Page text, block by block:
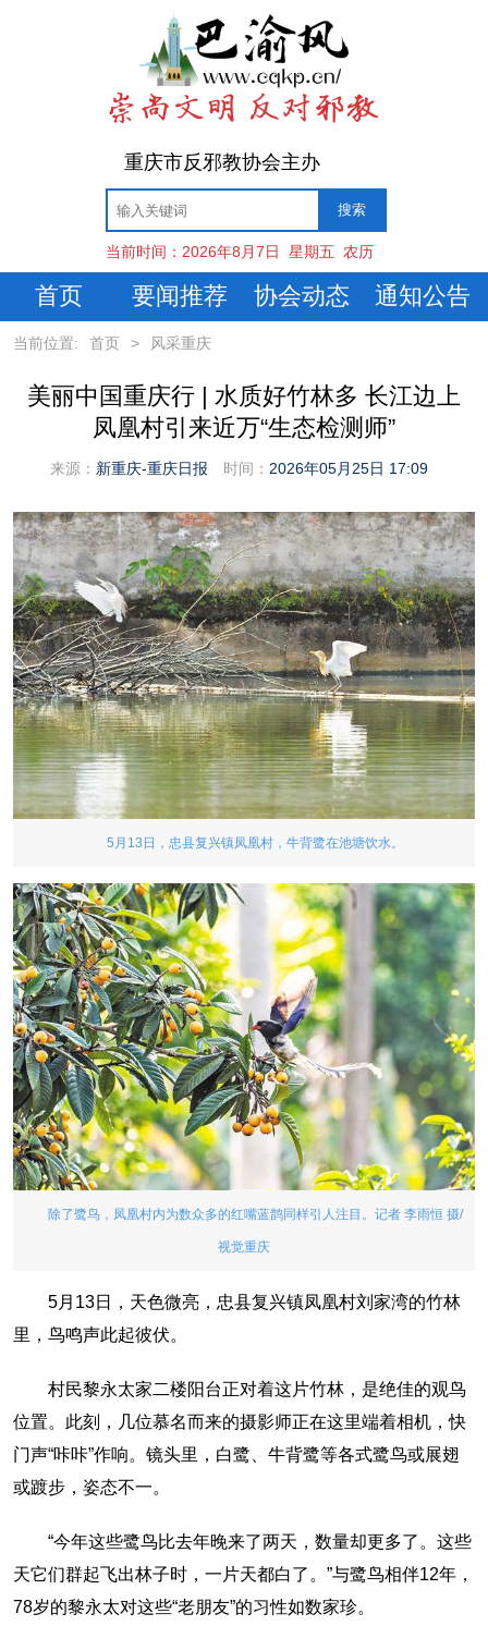
重庆市反邪教协会主办
当前时间： 2026年8月7日 星期五 农历
首页 要闻推荐 协会动态 通知公告
当前位置: 首页 > 风采重庆
美丽中国重庆行 | 水质好竹林多 长江边上
凤凰村引来近万“生态检测师”
来源： 新重庆-重庆日报 时间： 2026年05月25日 17:09
5月13日，忠县复兴镇凤凰村，牛背鹭在池塘饮水。
除了鹭鸟，凤凰村内为数众多的红嘴蓝鹊同样引人注目。记者 李雨恒 摄/
视觉重庆
5月13日，天色微亮，忠县复兴镇凤凰村刘家湾的竹林
里，鸟鸣声此起彼伏。
村民黎永太家二楼阳台正对着这片竹林，是绝佳的观鸟
位置。此刻，几位慕名而来的摄影师正在这里端着相机，快
门声“咔咔”作响。镜头里，白鹭、牛背鹭等各式鹭鸟或展翅
或踱步，姿态不一。
“今年这些鹭鸟比去年晚来了两天，数量却更多了。这些
天它们群起飞出林子时，一片天都白了。”与鹭鸟相伴12年，
78岁的黎永太对这些“老朋友”的习性如数家珍。